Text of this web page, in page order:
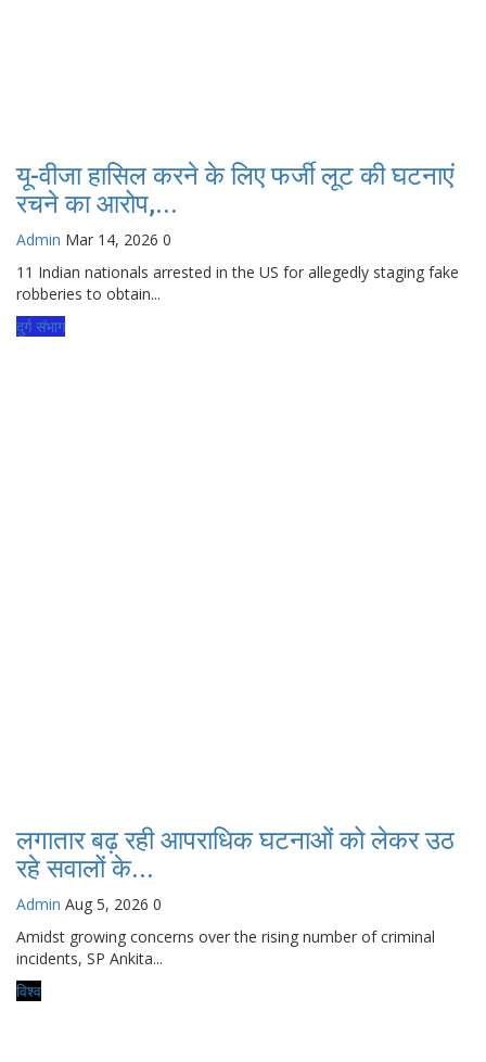
यू-वीजा हासिल करने के लिए फर्जी लूट की घटनाएं
रचने का आरोप,...
Admin Mar 14, 2026 0
11 Indian nationals arrested in the US for allegedly staging fake
robberies to obtain...
दुर्ग संभाग
लगातार बढ़ रही आपराधिक घटनाओं को लेकर उठ
रहे सवालों के...
Admin Aug 5, 2026 0
Amidst growing concerns over the rising number of criminal
incidents, SP Ankita...
विश्व